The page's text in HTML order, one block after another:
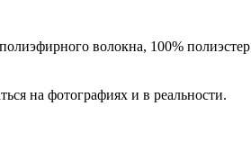
волокна, 100% полиэстер
на фотографиях и в реальности.